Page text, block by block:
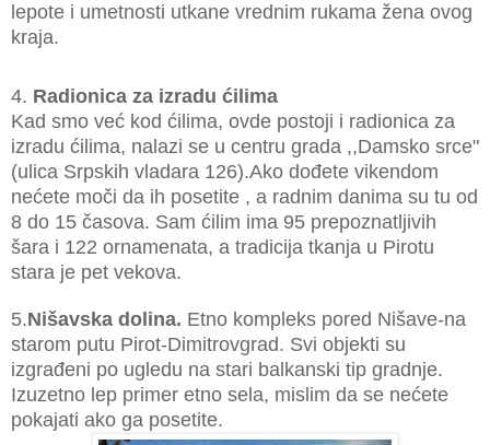
lepote i umetnosti utkane vrednim rukama žena ovog
kraja.
4. Radionica za izradu ćilima
Kad smo već kod ćilima, ovde postoji i radionica za
izradu ćilima, nalazi se u centru grada ,,Damsko srce"
(ulica Srpskih vladara 126).Ako dođete vikendom
nećete moči da ih posetite , a radnim danima su tu od
8 do 15 časova. Sam ćilim ima 95 prepoznatljivih
šara i 122 ornamenata, a tradicija tkanja u Pirotu
stara je pet vekova.
5.Nišavska dolina. Etno kompleks pored Nišave-na
starom putu Pirot-Dimitrovgrad. Svi objekti su
izgrađeni po ugledu na stari balkanski tip gradnje.
Izuzetno lep primer etno sela, mislim da se nećete
pokajati ako ga posetite.